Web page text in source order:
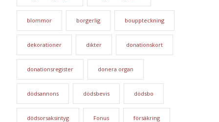
blommor borgerlig bouppteckning
dekorationer dikter donationskort
donationsregister donera organ
dödsannons dödsbevis dödsbo
dödsorsaksintyg Fonus försäkring